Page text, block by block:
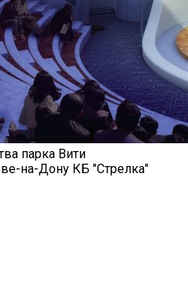
парка Вити
на-Дону КБ "Стрелка"